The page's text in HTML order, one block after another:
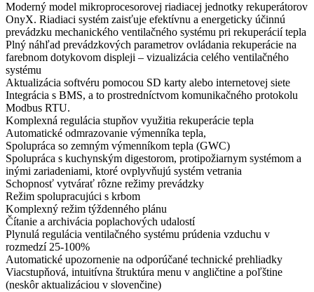
Moderný model mikroprocesorovej riadiacej jednotky rekuperátorov
OnyX. Riadiaci systém zaisťuje efektívnu a energeticky účinnú
prevádzku mechanického ventilačného systému pri rekuperácií tepla
Plný náhľad prevádzkových parametrov ovládania rekuperácie na
farebnom dotykovom displeji – vizualizácia celého ventilačného
systému
Aktualizácia softvéru pomocou SD karty alebo internetovej siete
Integrácia s BMS, a to prostredníctvom komunikačného protokolu
Modbus RTU.
Komplexná regulácia stupňov využitia rekuperácie tepla
Automatické odmrazovanie výmenníka tepla,
Spolupráca so zemným výmenníkom tepla (GWC)
Spolupráca s kuchynským digestorom, protipožiarnym systémom a
inými zariadeniami, ktoré ovplyvňujú systém vetrania
Schopnosť vytvárať rôzne režimy prevádzky
Režim spolupracujúci s krbom
Komplexný režim týždenného plánu
Čítanie a archivácia poplachových udalostí
Plynulá regulácia ventilačného systému prúdenia vzduchu v
rozmedzí 25-100%
Automatické upozornenie na odporúčané technické prehliadky
Viacstupňová, intuitívna štruktúra menu v angličtine a poľštine
(neskôr aktualizáciou v slovenčine)